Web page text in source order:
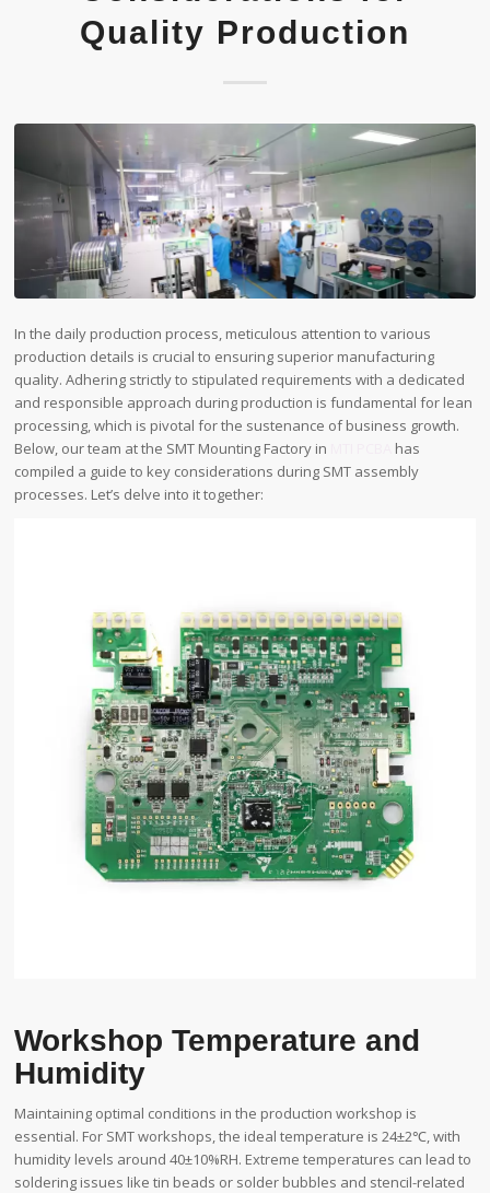
Quality Production
In the daily production process, meticulous attention to various
production details is crucial to ensuring superior manufacturing
quality. Adhering strictly to stipulated requirements with a dedicated
and responsible approach during production is fundamental for lean
processing, which is pivotal for the sustenance of business growth.
Below, our team at the SMT Mounting Factory in
has
compiled a guide to key considerations during SMT assembly
processes. Let’s delve into it together:
Workshop Temperature and
Humidity
Maintaining optimal conditions in the production workshop is
essential. For SMT workshops, the ideal temperature is 24±2℃, with
humidity levels around 40±10%RH. Extreme temperatures can lead to
soldering issues like tin beads or solder bubbles and stencil-related